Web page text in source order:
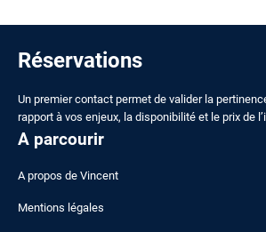
Réservations
Un premier contact permet de valider la
rapport à vos enjeux, la disponibilité et le prix de
A parcourir
Apropos de Vincent
Mentions légales